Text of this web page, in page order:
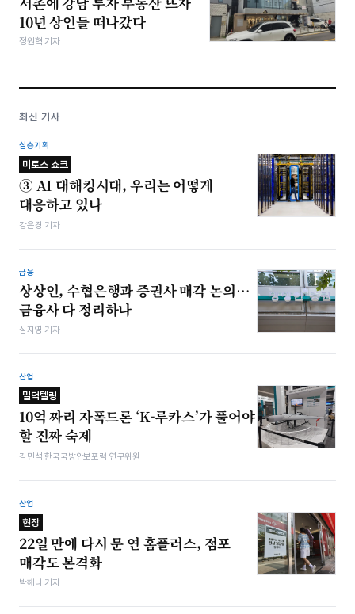
10년 상인들 떠나갔다
정원혁 기자
최신 기사
심층기획
미토스 쇼크
③ AI 대해킹시대, 우리는 어떻게
대응하고 있나
강은경 기자
금융
상상인, 수협은행과 증권사 매각 논의…
금융사 다 정리하나
심지영 기자
산업
밀덕텔링
10억 짜리 자폭드론 ‘K-루카스’가 풀어야
할 진짜 숙제
김민석 한국국방안보포럼 연구위원
산업
현장
22일 만에 다시 문 연 홈플러스, 점포
매각도 본격화
박해나 기자